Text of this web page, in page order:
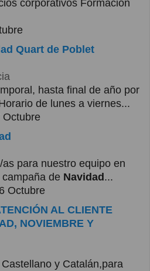
corporativos Formación
Quart de Poblet
hasta final de año por
de lunes a viernes...
Octubre
para nuestro equipo en
de Navidad ...
Octubre
AL CLIENTE
NOVIEMBRE Y
y Catalán,para